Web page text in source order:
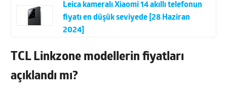
Leica kameralı Xiaomi 14 akıllı telefonun
fiyatı en düşük seviyede [28 Haziran
2024]
TCL Linkzone modellerin fiyatları
açıklandı mı?